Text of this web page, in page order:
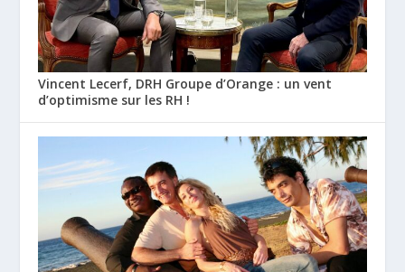
Vincent Lecerf, DRH Groupe d’Orange : un vent
d’optimisme sur les RH !